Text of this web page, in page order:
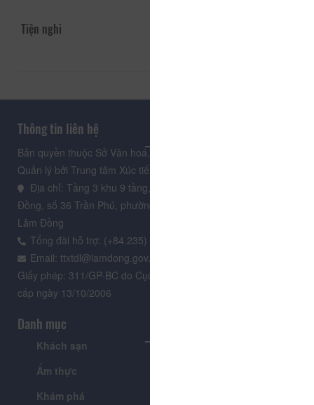
Tiện nghi
Thông tin liên hệ
Bản quyền thuộc Sở Văn hoá, Thể thao và Du lịch Lâm Đồng.
Quản lý bởi Trung tâm Xúc tiến Du lịch Lâm Đồng
Địa chỉ: Tầng 3 khu 9 tầng, Trung tâm Hành chính tỉnh Lâm
Đồng, số 36 Trần Phú, phường Xuân Hương - Đà Lạt, tỉnh
Lâm Đồng
Tổng đài hỗ trợ: (+84.235) 3.916.961
Email: ttxtdl@lamdong.gov.vn
Giấy phép: 311/GP-BC do Cục Báo chí - Bộ Văn hóa Thông tin
cấp ngày 13/10/2006
Danh mục
Khách sạn
Ẩm thực
Khám phá